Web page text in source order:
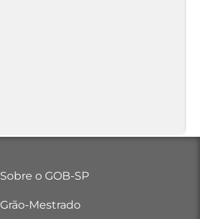
Sobre o GOB-SP
Grão-Mestrado